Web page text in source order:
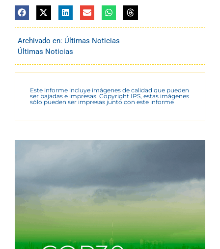
Archivado en: Últimas Noticias
Últimas Noticias
Este informe incluye imágenes de calidad que pueden
ser bajadas e impresas. Copyright IPS, estas imágenes
sólo pueden ser impresas junto con este informe